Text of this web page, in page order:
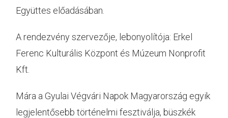
Együttes előadásában.
A rendezvény szervezője, lebonyolítója: Erkel
Ferenc Kulturális Központ és Múzeum Nonprofit
Kft.
Mára a Gyulai Végvári Napok Magyarország egyik
legjelentősebb történelmi fesztiválja, büszkék